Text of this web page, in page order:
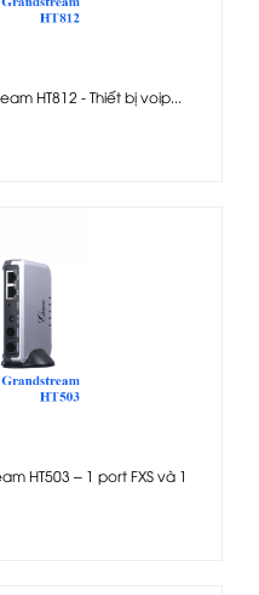
HT812 - Thiết bị voip...
HT503 – 1 port FXS và 1